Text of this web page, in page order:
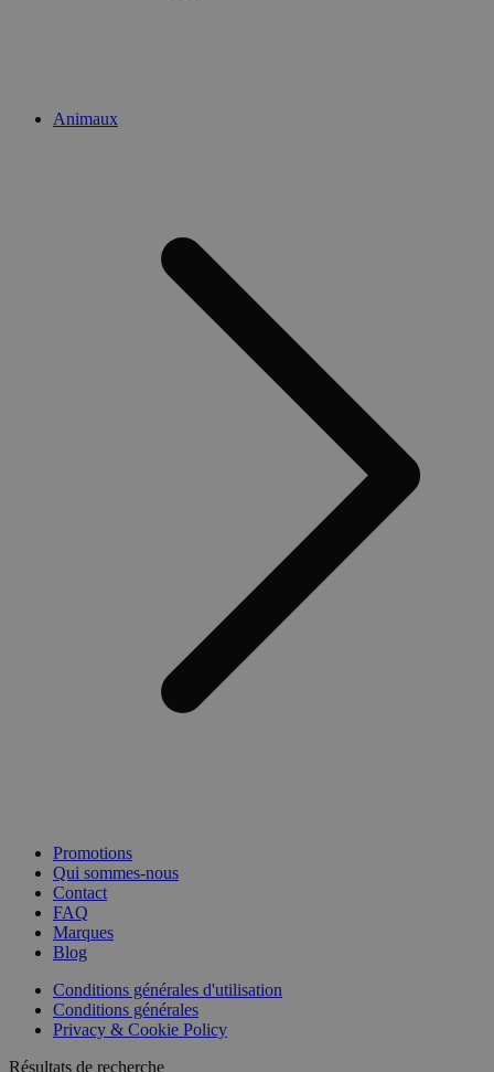
Animaux
Promotions
Qui sommes-nous
Contact
FAQ
Marques
Blog
Conditions générales d'utilisation
Conditions générales
Privacy & Cookie Policy
Résultats de recherche